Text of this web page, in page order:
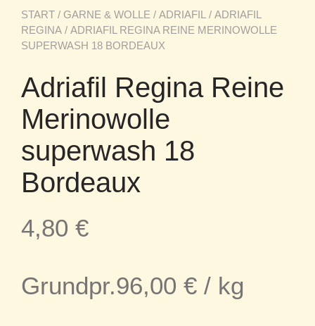
START / GARNE & WOLLE / ADRIAFIL / ADRIAFIL
REGINA / ADRIAFIL REGINA REINE MERINOWOLLE
SUPERWASH 18 BORDEAUX
Adriafil Regina Reine
Merinowolle
superwash 18
Bordeaux
4,80 €
Grundpr.96,00 € / kg